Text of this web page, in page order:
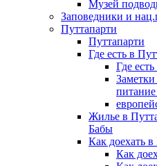
Музей
Заповедники и
Путтапарти
Путтапарти
Где есть в
Где
Жилье в
Бабы
Как доехать
Как